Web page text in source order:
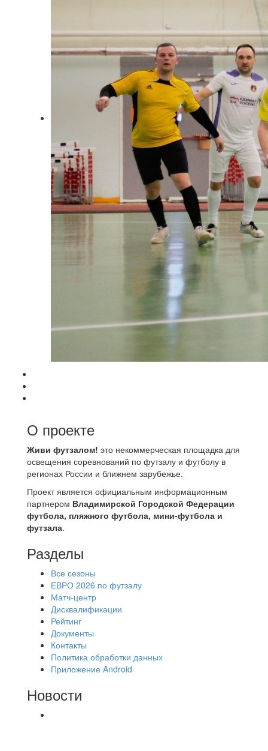
О проекте
Живи футзалом! это некоммерческая площадка для
освещения соревнований по футзалу и футболу в
регионах России и ближнем зарубежье.
Проект является официальным информационным
партнером Владимирской Городской Федерации
футбола, пляжного футбола, мини-футбола и
футзала.
Разделы
Все сезоны
ЕВРО 2026 по футзалу
Матч-центр
Дисквалификации
Рейтинг
Документы
Контакты
Политика обработки данных
Приложение Android
Новости